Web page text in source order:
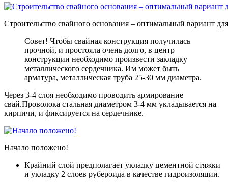
Строительство свайного основания – оптимальный вариант
Совет! Чтобы свайная конструкция получилась
прочной, и простояла очень долго, в центр
конструкции необходимо произвести закладку
металлического сердечника. Им может быть
арматура, металлическая труба 25-30 мм диаметра.
Через 3-4 слоя необходимо проводить армирование
свай.Проволока стальная диаметром 3-4 мм укладывается на
кирпичи, и фиксируется на сердечнике.
Начало положено!
Крайний слой предполагает укладку цементной стяжки
и укладку 2 слоев рубероида в качестве гидроизоляции.